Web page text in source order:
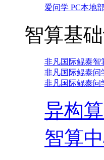
爱问学 PC本地
智算基
非凡国际鲲泰智
非凡国际鲲泰问
非凡国际鲲泰问
异构
智算